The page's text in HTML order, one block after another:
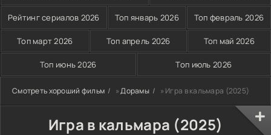
Рейтинг сериалов 2026 Топ январь 2026 Топ февраль 2026
Топ март 2026 Топ апрель 2026 Топ май 2026
Топ июнь 2026 Топ июль 2026
Смотреть хороший фильм »Дорамы » Игра в кальмара (2025)
Игра в кальмара (2025)